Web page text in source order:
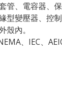
管、電容器、保
型變壓器、控
殼內。
、IEC、